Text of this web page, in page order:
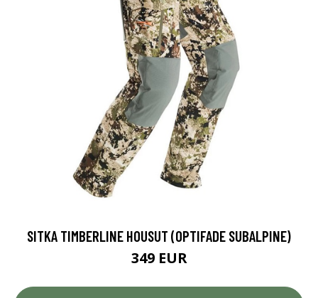
SITKA TIMBERLINE HOUSUT (OPTIFADE SUBALPINE)
349 EUR